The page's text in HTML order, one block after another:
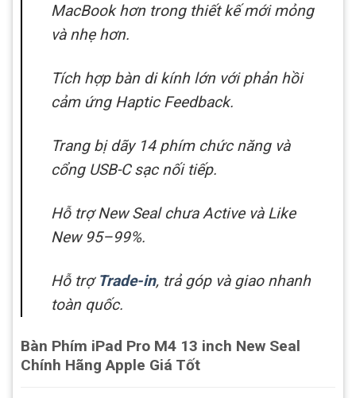
MacBook hơn trong thiết kế mới mỏng
và nhẹ hơn.
Tích hợp bàn di kính lớn với phản hồi
cảm ứng Haptic Feedback.
Trang bị dãy 14 phím chức năng và
cổng USB-C sạc nối tiếp.
Hỗ trợ New Seal chưa Active và Like
New 95–99%.
Hỗ trợ Trade-in, trả góp và giao nhanh
toàn quốc.
Bàn Phím iPad Pro M4 13 inch New Seal
Chính Hãng Apple Giá Tốt